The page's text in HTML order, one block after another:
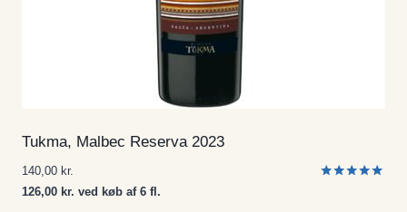
Tukma, Malbec Reserva 2023
140,00 kr.
126,00 kr. ved køb af 6 fl.